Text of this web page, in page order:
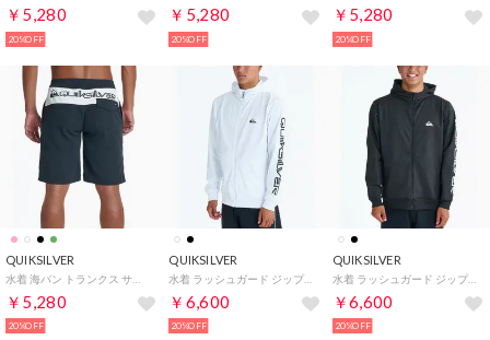
￥5,280
20%OFF
￥5,280
20%OFF
￥5,280
20%OFF
QUIKSILVER
￥5,280
20%OFF
QUIKSILVER
￥6,600
20%OFF
QUIKSILVER
水着 ラッシュガード ジップアップ パーカー メンズ UVカット （BLK）
￥6,600
20%OFF